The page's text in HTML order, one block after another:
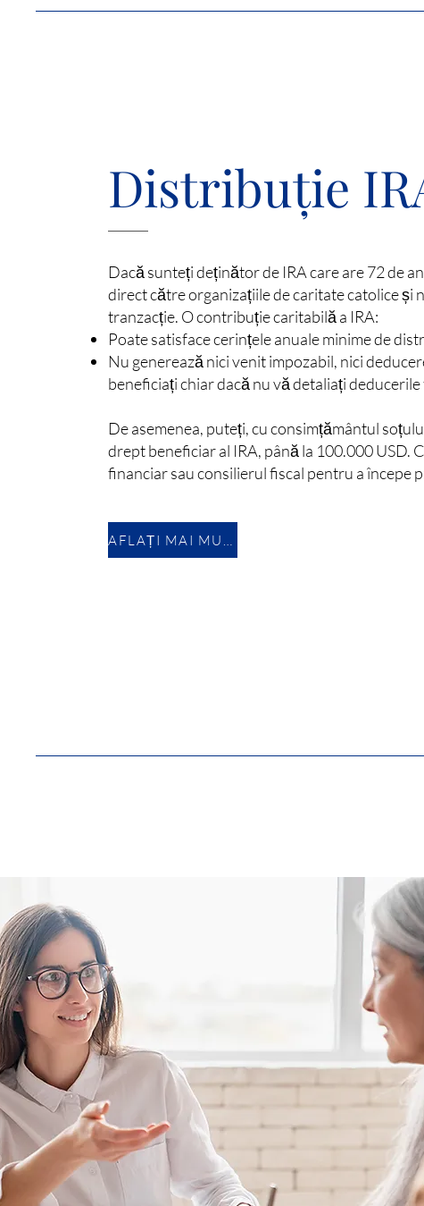
Distribuție
Dacă sunteți deținător de IRA care are 72 de
direct către organizațiile de caritate catolice și
tranzacție. O contribuție caritabilă a IRA:
Poate satisface cerințele anuale minime de
Nu generează nici venit impozabil, nici
beneficiați chiar dacă nu vă detaliați deducerile
De asemenea, puteți, cu consimțământul
drept beneficiar al IRA, până la 100.000 USD.
financiar sau consilierul fiscal pentru a începe